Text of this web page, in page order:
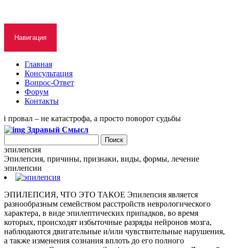
Навигация
Главная
Консультация
Вопрос-Ответ
Форум
Контакты
– не катастрофа, а просто поворот судьбы
Здравый Смысл
эпилепсия
Эпилепсия, причины, признаки, виды, формы, лечение
эпилепсии
ЭПИЛЕПСИЯ, ЧТО ЭТО ТАКОЕ Эпилепсия является
разнообразным семейством расстройств неврологического
характера, в виде эпилептических припадков, во время
которых, происходят избыточные разряды нейронов мозга,
наблюдаются двигательные и/или чувствительные нарушения,
а также изменения сознания вплоть до его полного